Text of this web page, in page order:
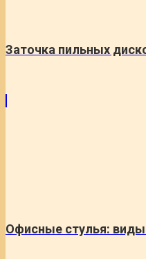
Заточка пильных
Офисные стулья: